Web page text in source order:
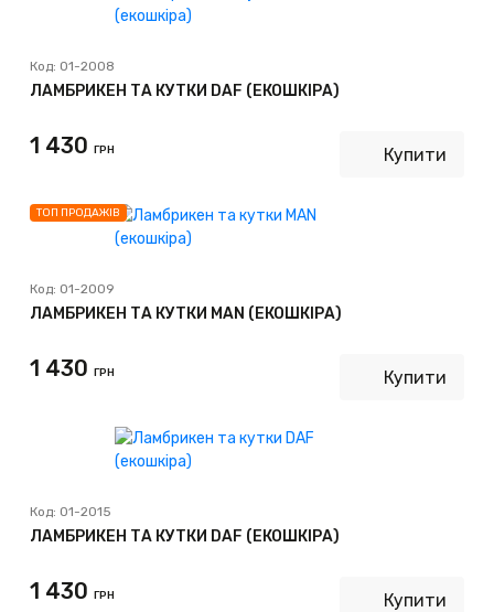
Код: 01-2008
ЛАМБРИКЕН ТА КУТКИ DAF (ЕКОШКІРА)
1 430 ГРН Купити
ТОП ПРОДАЖІВ
Код: 01-2009
ЛАМБРИКЕН ТА КУТКИ MAN (ЕКОШКІРА)
1 430 ГРН Купити
Код: 01-2015
ЛАМБРИКЕН ТА КУТКИ DAF (ЕКОШКІРА)
1 430 ГРН Купити